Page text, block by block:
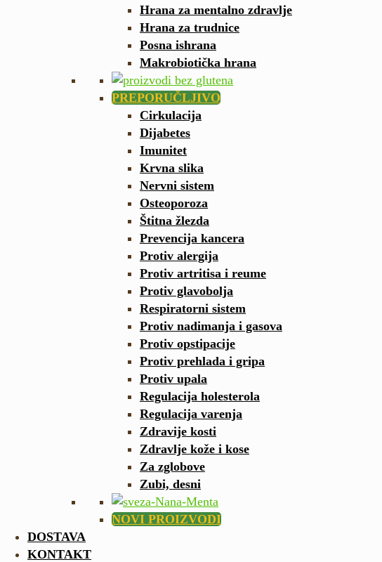
Hrana za mentalno zdravlje
Hrana za trudnice
Posna ishrana
Makrobiotička hrana
PREPORUČLJIVO
Cirkulacija
Dijabetes
Imunitet
Krvna slika
Nervni sistem
Osteoporoza
Štitna žlezda
Prevencija kancera
Protiv alergija
Protiv artritisa i reume
Protiv glavobolja
Respiratorni sistem
Protiv nadimanja i gasova
Protiv opstipacije
Protiv prehlada i gripa
Protiv upala
Regulacija holesterola
Regulacija varenja
Zdravije kosti
Zdravlje kože i kose
Za zglobove
Zubi, desni
NOVI PROIZVODI
DOSTAVA
KONTAKT